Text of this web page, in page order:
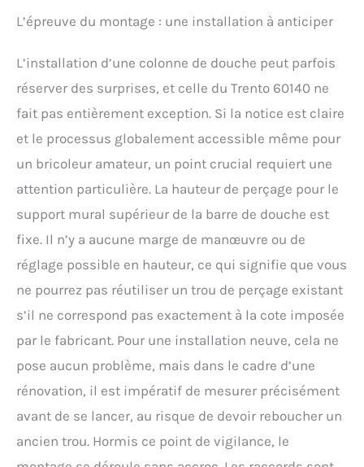
81529-0-3.
L’épreuve du montage : une installation à anticiper
L’installation d’une colonne de douche peut parfois
réserver des surprises, et celle du Trento 60140 ne
fait pas entièrement exception. Si la notice est claire
et le processus globalement accessible même pour
un bricoleur amateur, un point crucial requiert une
attention particulière. La hauteur de perçage pour le
support mural supérieur de la barre de douche est
fixe. Il n’y a aucune marge de manœuvre ou de
réglage possible en hauteur, ce qui signifie que vous
ne pourrez pas réutiliser un trou de perçage existant
s’il ne correspond pas exactement à la cote imposée
par le fabricant. Pour une installation neuve, cela ne
pose aucun problème, mais dans le cadre d’une
rénovation, il est impératif de mesurer précisément
avant de se lancer, au risque de devoir reboucher un
ancien trou. Hormis ce point de vigilance, le